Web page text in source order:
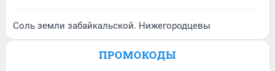
Соль земли забайкальской. Нижегородцевы
ПРОМОКОДЫ